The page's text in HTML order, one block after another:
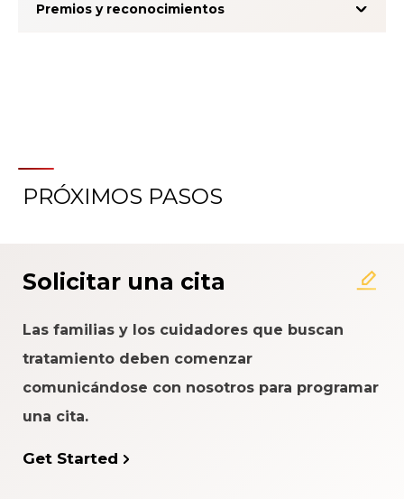
Premios y reconocimientos
Acerca del Sistema de
del Paciente
PRÓXIMOS PASOS
Solicitar una cita
Las familias y los cuidadores que buscan
tratamiento deben comenzar
comunicándose con nosotros para programar
una cita.
Get Started